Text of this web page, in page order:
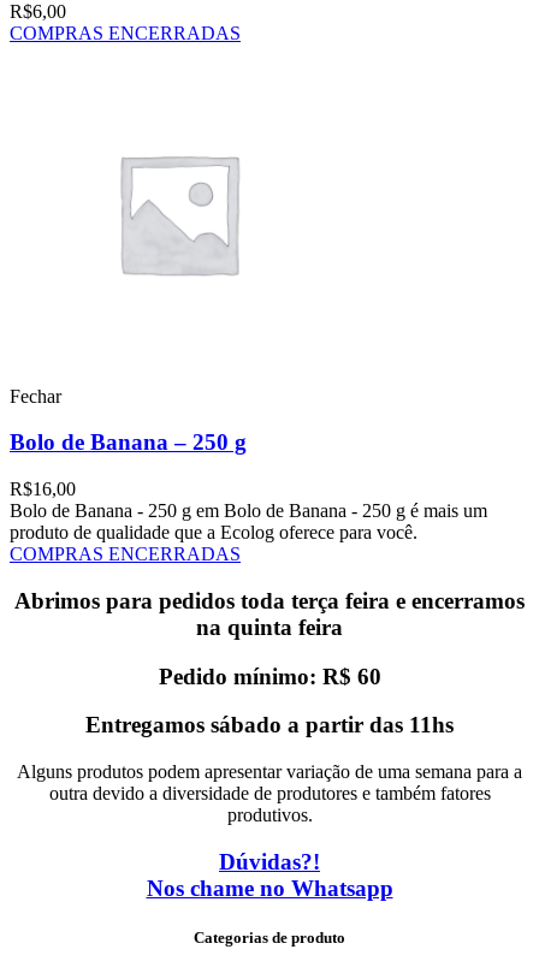
R$6,00
COMPRAS ENCERRADAS
Fechar
Bolo de Banana – 250 g
R$16,00
Bolo de Banana - 250 g em Bolo de Banana - 250 g é mais um
produto de qualidade que a Ecolog oferece para você.
COMPRAS ENCERRADAS
Abrimos para pedidos toda terça feira e encerramos
na quinta feira
Pedido mínimo: R$ 60
Entregamos sábado a partir das 11hs
Alguns produtos podem apresentar variação de uma semana para a
outra devido a diversidade de produtores e também fatores
produtivos.
Dúvidas?!
Nos chame no Whatsapp
Categorias de produto